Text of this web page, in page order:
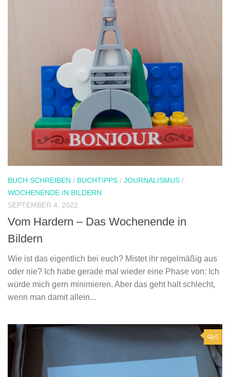
BUCH SCHREIBEN / BUCHTIPPS / JOURNALISMUS /
WOCHENENDE IN BILDERN
SEPTEMBER 4, 2022
Vom Hardern – Das Wochenende in
Bildern
Wie ist das eigentlich bei euch? Mistet ihr regelmäßig aus
oder nie? Ich habe gerade mal wieder eine Phase von: Ich
würde mich gern minimieren. Aber das geht halt schlecht,
wenn man damit allein...
0